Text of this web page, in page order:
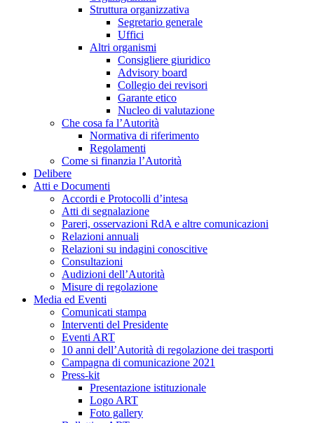
Struttura organizzativa
Segretario generale
Uffici
Altri organismi
Consigliere giuridico
Advisory board
Collegio dei revisori
Garante etico
Nucleo di valutazione
Che cosa fa l’Autorità
Normativa di riferimento
Regolamenti
Come si finanzia l’Autorità
Delibere
Atti e Documenti
Accordi e Protocolli d’intesa
Atti di segnalazione
Pareri, osservazioni RdA e altre comunicazioni
Relazioni annuali
Relazioni su indagini conoscitive
Consultazioni
Audizioni dell’Autorità
Misure di regolazione
Media ed Eventi
Comunicati stampa
Interventi del Presidente
Eventi ART
10 anni dell’Autorità di regolazione dei trasporti
Campagna di comunicazione 2021
Press-kit
Presentazione istituzionale
Logo ART
Foto gallery